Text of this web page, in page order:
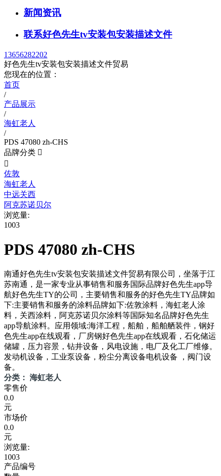
新闻资讯
联系好色先生tv安装包安装描述文件
13656282202
好色先生tv安装包安装描述文件贸易
您现在的位置：
首页
/
产品展示
/
海虹老人
/
PDS 47080 zh-CHS
品牌分类 

佐敦
海虹老人
中远关西
阿克苏诺贝尔
浏览量:
1003
PDS 47080 zh-CHS
南通好色先生tv安装包安装描述文件贸易有限公司，坐落于江
苏南通，是一家专业从事销售和服务国际品牌好色先生app导
航好色先生TY的公司，主要销售和服务的好色先生TY品牌如
下:主要销售和服务的涂料品牌如下:佐敦涂料，海虹老人涂
料，关西涂料，阿克苏诺贝尔涂料等国际知名品牌好色先生
app导航涂料。应用领域:海洋工程，船舶，船舶舾装件，钢好
色先生app在线观看，厂房钢好色先生app在线观看，石化储运
储罐，压力容景，钻井设备，风电设施，电厂及化工厂维修。
发动机设备，工业泵设备，粉尘分离设备电机设备 ，阀门设
备。
分类： 海虹老人
零售价
0.0
元
市场价
0.0
元
浏览量:
1003
产品编号